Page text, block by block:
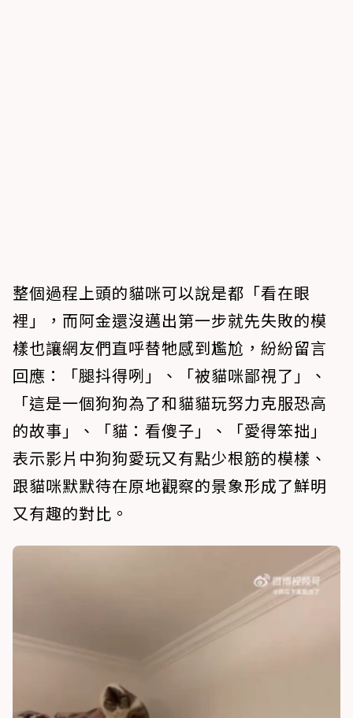
整個過程上頭的貓咪可以說是都「看在眼
裡」，而阿金還沒邁出第一步就先失敗的模
樣也讓網友們直呼替牠感到尷尬，紛紛留言
回應：「腿抖得咧」、「被貓咪鄙視了」、
「這是一個狗狗為了和貓貓玩努力克服恐高
的故事」、「貓：看傻子」、「愛得笨拙」
表示影片中狗狗愛玩又有點少根筋的模樣、
跟貓咪默默待在原地觀察的景象形成了鮮明
又有趣的對比。